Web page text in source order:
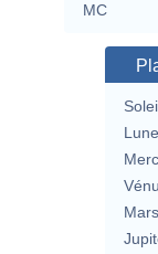
MC
Lune
Mars